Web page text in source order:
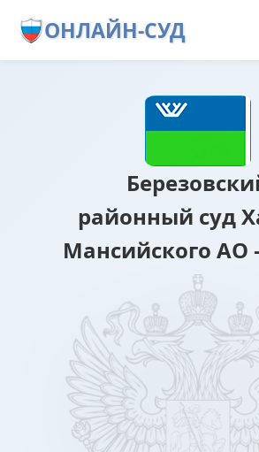
ОНЛАЙН-СУД
районный суд
Мансийского АО